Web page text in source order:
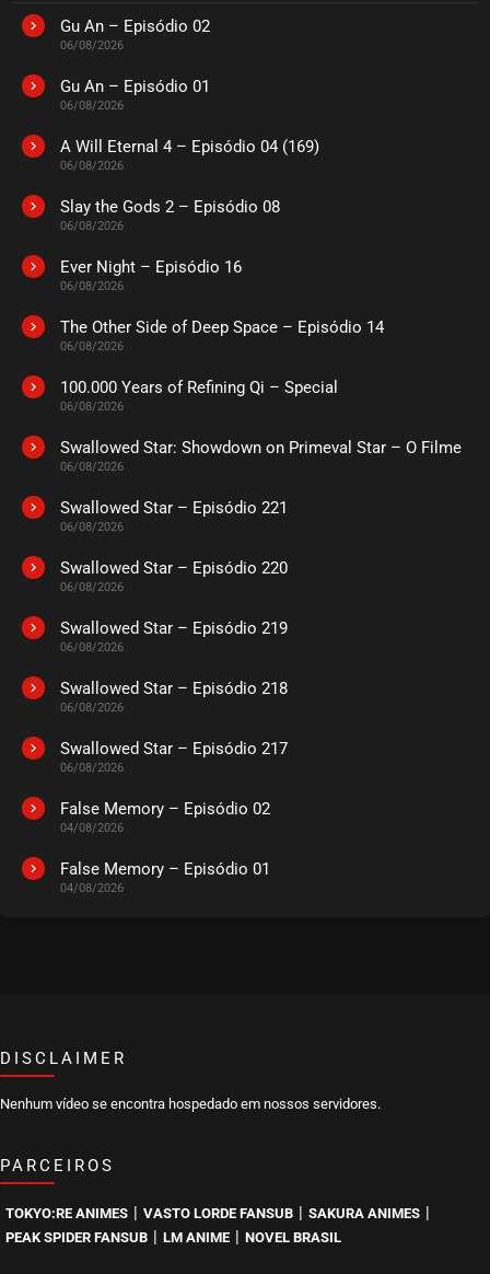
março 07, 2022
ASSISTIDO
Gu An – Episódio 02
06/08/2026
Gu An – Episódio 01
06/08/2026
A Will Eternal 4 – Episódio 04 (169)
06/08/2026
Slay the Gods 2 – Episódio 08
06/08/2026
Ever Night – Episódio 16
06/08/2026
The Other Side of Deep Space – Episódio 14
06/08/2026
100.000 Years of Refining Qi – Special
06/08/2026
Swallowed Star: Showdown on Primeval Star – O Filme
06/08/2026
Swallowed Star – Episódio 221
06/08/2026
Swallowed Star – Episódio 220
06/08/2026
Swallowed Star – Episódio 219
06/08/2026
Swallowed Star – Episódio 218
06/08/2026
Swallowed Star – Episódio 217
06/08/2026
False Memory – Episódio 02
04/08/2026
False Memory – Episódio 01
04/08/2026
DISCLAIMER
Nenhum vídeo se encontra hospedado em nossos servidores.
PARCEIROS
TOKYO:RE ANIMES VASTO LORDE FANSUB SAKURA ANIMES
PEAK SPIDER FANSUB LM ANIME NOVEL BRASIL